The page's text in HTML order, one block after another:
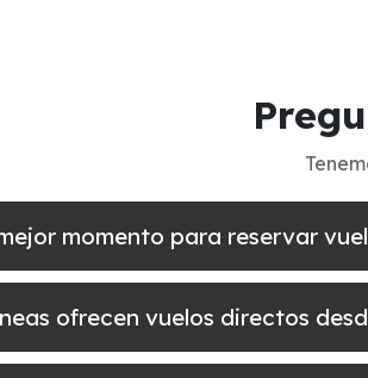
momento para reservar
ofrecen vuelos directos